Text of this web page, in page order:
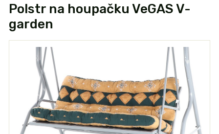
Polstr na houpačku VeGAS V-
garden